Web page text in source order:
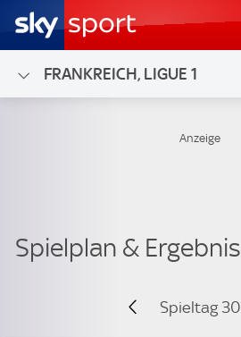
FRANKREICH, LIGUE 1
Spieltag 30